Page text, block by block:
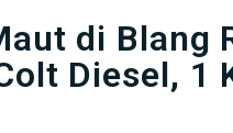
di Blang
Diesel, 1